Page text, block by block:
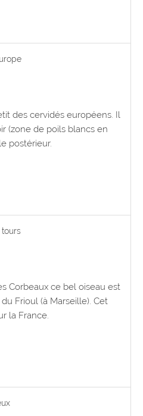
des cervidés européens. Il
(zone de poils blancs en
postérieur.
Corbeaux ce bel oiseau est
Frioul (à Marseille). Cet
la France.